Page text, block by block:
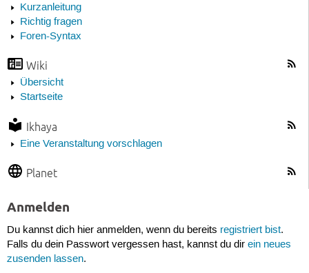
Kurzanleitung
Richtig fragen
Foren-Syntax
Wiki
Übersicht
Startseite
Ikhaya
Eine Veranstaltung vorschlagen
Planet
Anmelden
Du kannst dich hier anmelden, wenn du bereits registriert bist.
Falls du dein Passwort vergessen hast, kannst du dir ein neues
zusenden lassen.